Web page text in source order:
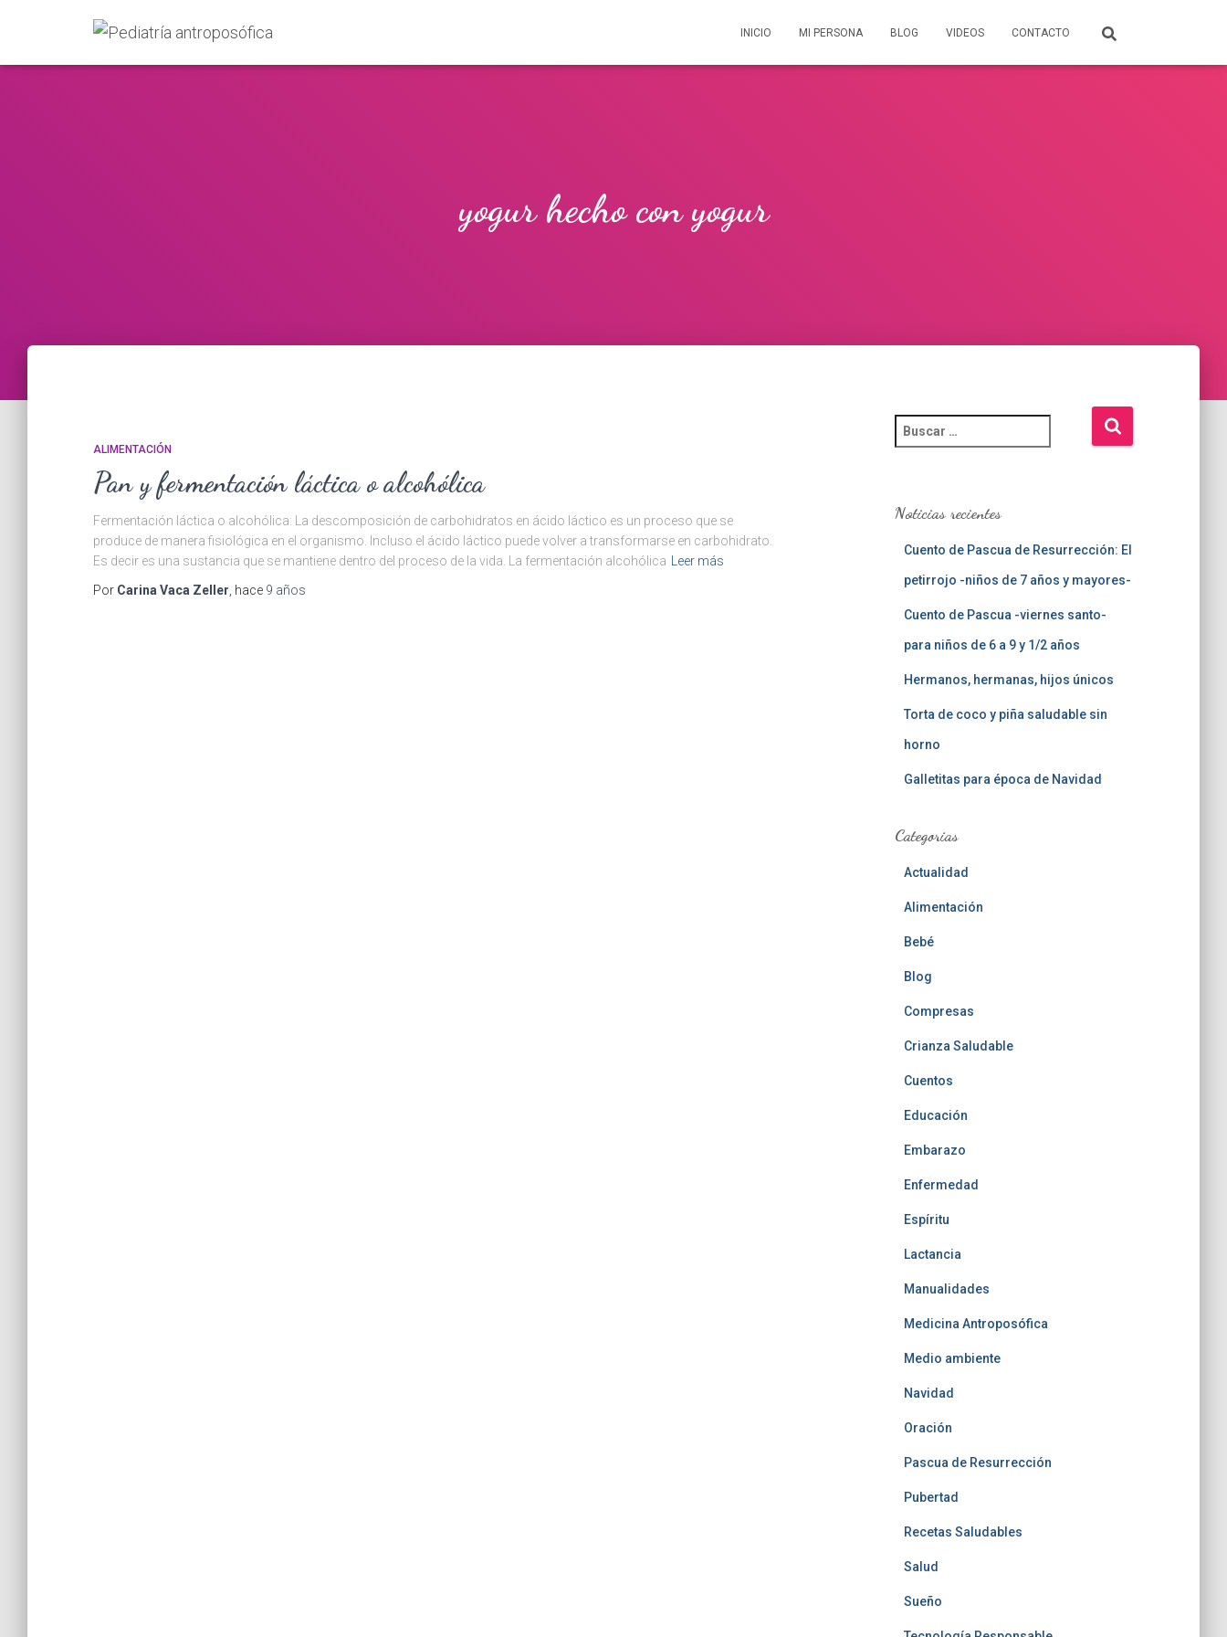
INICIO MI PERSONA BLOG VIDEOS CONTACTO
yogur hecho con yogur
ALIMENTACIÓN
Pan y fermentación láctica o alcohólica
Fermentación láctica o alcohólica: La descomposición de carbohidratos en ácido láctico es un proceso que se
produce de manera fisiológica en el organismo. Incluso el ácido láctico puede volver a transformarse en carbohidrato.
Es decir es una sustancia que se mantiene dentro del proceso de la vida. La fermentación alcohólica
Leer más
Por Carina Vaca Zeller , hace 9 años
u
a
Noticias recientes
Cuento de Pascua de Resurrección: El
petirrojo -niños de 7 años y mayores-
Cuento de Pascua -viernes santo-
para niños de 6 a 9 y 1/2 años
Hermanos, hermanas, hijos únicos
Torta de coco y piña saludable sin
horno
Galletitas para época de Navidad
Categorias
Actualidad
Alimentación
Bebé
Blog
Compresas
Crianza Saludable
Cuentos
Educación
Embarazo
Enfermedad
Espíritu
Lactancia
Manualidades
Medicina Antroposófica
Medio ambiente
Navidad
Oración
Pascua de Resurrección
Pubertad
Recetas Saludables
Salud
Sueño